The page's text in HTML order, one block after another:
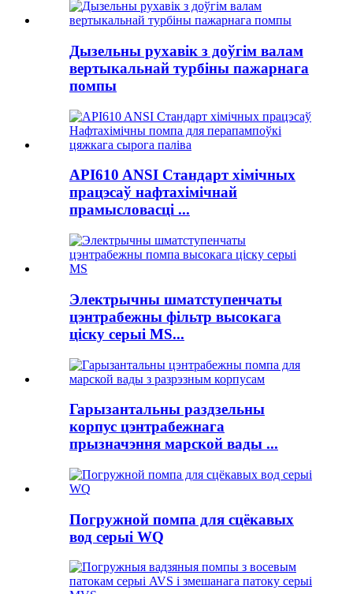
Дызельны рухавік з доўгім валам
вертыкальнай турбіны пажарнага
помпы
API610 ANSI Стандарт хімічных
працэсаў нафтахімічнай
прамысловасці ...
Электрычны шматступенчаты
цэнтрабежны фільтр высокага
ціску серыі MS...
Гарызантальны раздзельны
корпус цэнтрабежнага
прызначэння марской вады ...
Погружной помпа для сцёкавых
вод серыі WQ